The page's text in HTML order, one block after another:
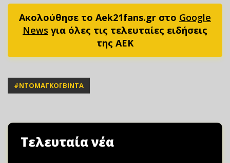
Ακολούθησε το Aek21fans.gr στο Google
News για όλες τις τελευταίες ειδήσεις
της ΑΕΚ
#ΝΤΟΜΑΓΚΟΪ ΒΙΝΤΑ
Τελευταία νέα